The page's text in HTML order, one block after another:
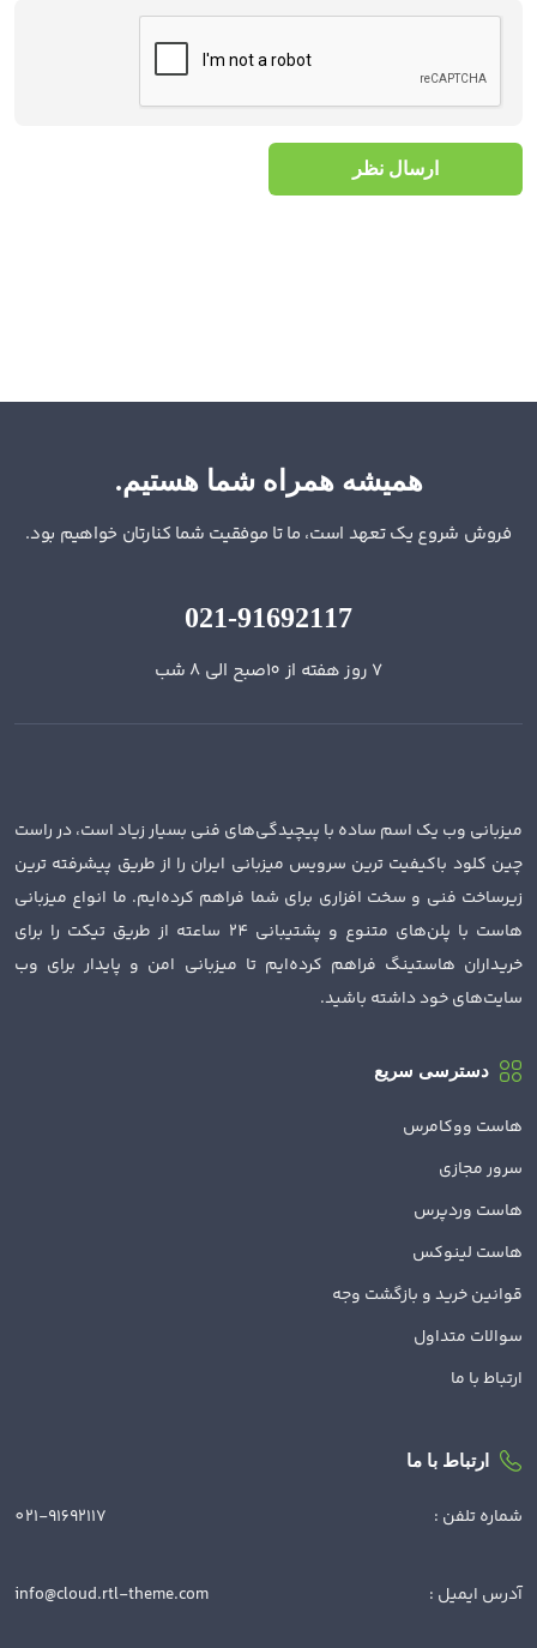
ارسال نظر
همیشه همراه شما هستیم.
فروش شروع یک تعهد است، ما تا موفقیت شما کنارتان خواهیم بود.
021-91692117
7 روز هفته از 10صبح الی 8 شب
میزبانی وب یک اسم ساده با پیچیدگی‌های فنی بسیار زیاد است، در راست
چین کلود باکیفیت ترین سرویس میزبانی ایران را از طریق پیشرفته ترین
زیرساخت فنی و سخت افزاری برای شما فراهم کرده‌ایم. ما انواع میزبانی
هاست با پلن‌های متنوع و پشتیبانی 24 ساعته از طریق تیکت را برای
خریداران هاستینگ فراهم کرده‌ایم تا میزبانی امن و پایدار برای وب
سایت‌های خود داشته باشید.
دسترسی سریع
هاست ووکامرس
سرور مجازی
هاست وردپرس
هاست لینوکس
قوانین خرید و بازگشت وجه
سوالات متداول
ارتباط با ما
ارتباط با ما
شماره تلفن : 021-91692117
آدرس ایمیل : info@cloud.rtl-theme.com